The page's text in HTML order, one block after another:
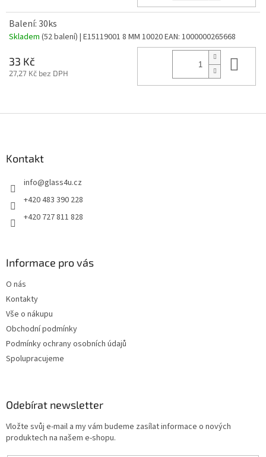
Balení: 30ks
Skladem (52 balení) | E15119001 8 MM 10020EAN: 1000000265668
33 Kč
27,27 Kč bez DPH
Kontakt
info@glass4u.cz
+420 483 390 228
+420 727 811 828
Informace pro vás
O nás
Kontakty
Vše o nákupu
Obchodní podmínky
Podmínky ochrany osobních údajů
Spolupracujeme
Odebírat newsletter
Vložte svůj e-mail a my vám budeme zasílat informace o nových
produktech na našem e-shopu.